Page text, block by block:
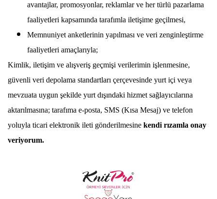
avantajlar, promosyonlar, reklamlar ve her türlü pazarlama
faaliyetleri kapsamında tarafımla iletişime geçilmesi,
Memnuniyet anketlerinin yapılması ve veri zenginleştirme
faaliyetleri amaçlarıyla;
Kimlik, iletişim ve alışveriş geçmişi verilerimin işlenmesine,
güvenli veri depolama standartları çerçevesinde yurt içi veya
mevzuata uygun şekilde yurt dışındaki hizmet sağlayıcılarına
aktarılmasına; tarafıma e-posta, SMS (Kısa Mesaj) ve telefon
yoluyla ticari elektronik ileti gönderilmesine kendi rızamla onay
veriyorum.